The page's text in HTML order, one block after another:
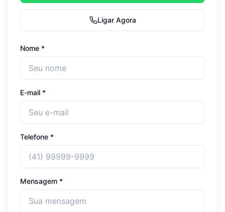
Ligar Agora
Nome *
E-mail *
Telefone *
Mensagem *